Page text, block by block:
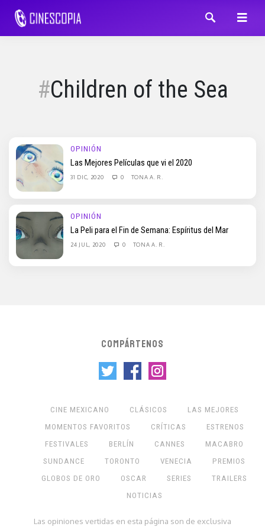
Children of the Sea
OPINIÓN
Las Mejores Películas que vi el 2020
31 DIC, 2020 0 TONA A. R.
OPINIÓN
La Peli para el Fin de Semana: Espíritus del Mar
24 JUL, 2020 0 TONA A. R.
COMPÁRTENOS
CINE MEXICANO CLÁSICOS
LAS MEJORES
MOMENTOS FAVORITOS
CRÍTICAS
ESTRENOS
FESTIVALES
BERLÍN CANNES
MACABRO
SUNDANCE
TORONTO VENECIA
PREMIOS
GLOBOS DE ORO
OSCAR SERIES
TRAILERS
NOTICIAS
Las opiniones vertidas en esta página son de exclusiva